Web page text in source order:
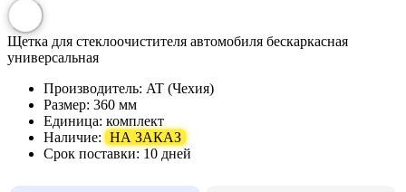
Щетка для стеклоочистителя автомобиля бескаркасная
универсальная
Производитель: AT (Чехия)
Размер: 360 мм
Единица: комплект
Наличие: НА ЗАКАЗ
Срок поставки: 10 дней